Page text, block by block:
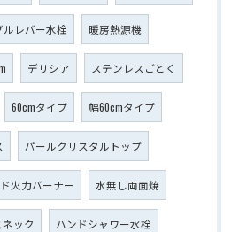
ルレバー水栓 暖房熱源機
デリシア ステンレスごとく
60cmタイプ 幅60cmタイプ
パールクリスタルトップ
火力バーナー 水無し両面焼
ック ハンドシャワー水栓